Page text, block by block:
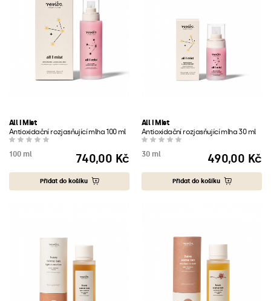
All I Mist
Antioxidační rozjasňující mlha 100 ml
100 ml
Cena
740,00 Kč
Přidat do košíku
All I Mist
Antioxidační rozjasňující mlha 30 ml
30 ml
Cena
490,00 Kč
Přidat do košíku